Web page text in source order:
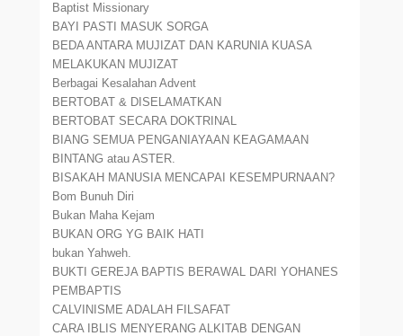
Baptist Missionary
BAYI PASTI MASUK SORGA
BEDA ANTARA MUJIZAT DAN KARUNIA KUASA
MELAKUKAN MUJIZAT
Berbagai Kesalahan Advent
BERTOBAT & DISELAMATKAN
BERTOBAT SECARA DOKTRINAL
BIANG SEMUA PENGANIAYAAN KEAGAMAAN
BINTANG atau ASTER.
BISAKAH MANUSIA MENCAPAI KESEMPURNAAN?
Bom Bunuh Diri
Bukan Maha Kejam
BUKAN ORG YG BAIK HATI
bukan Yahweh.
BUKTI GEREJA BAPTIS BERAWAL DARI YOHANES
PEMBAPTIS
CALVINISME ADALAH FILSAFAT
CARA IBLIS MENYERANG ALKITAB DENGAN